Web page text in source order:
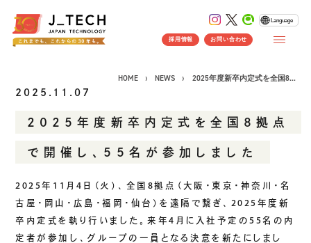
コンセプト
SERVICE
J's Works ERP
Language
採用情報 お問い合わせ
HOME NEWS 2025年度新卒内定式を全国8...
2025.11.07
2025年度新卒内定式を全国8拠点
で開催し、55名が参加しました
2025年11月4日（火）、全国8拠点（大阪・東京・神奈川・名
古屋・岡山・広島・福岡・仙台）を遠隔で繋ぎ、2025年度新
卒内定式を執り行いました。来年4月に入社予定の55名の内
定者が参加し、グループの一員となる決意を新たにしまし